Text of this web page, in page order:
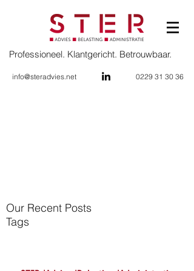
Professioneel. Klantgericht. Betrouwbaar.
info@steradvies.net 0229 31 30 36
Our Recent Posts
Tags